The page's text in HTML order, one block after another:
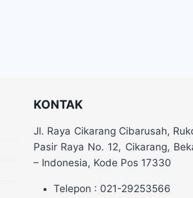
KONTAK
Jl. Raya Cikarang Cibarusah,
Pasir Raya No. 12, Cikarang,
– Indonesia, Kode Pos 17330
Telepon : 021-29253566